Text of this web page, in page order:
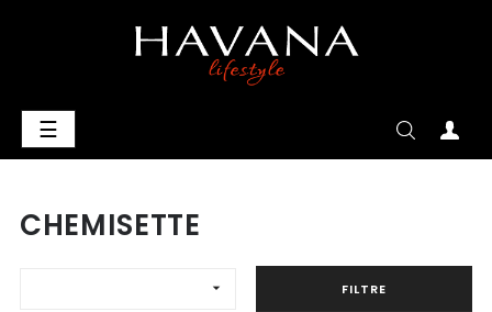
Basculer
la
navigation
☰
CHEMISETTE
 FILTRE